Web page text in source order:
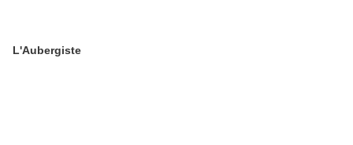
L'Aubergiste